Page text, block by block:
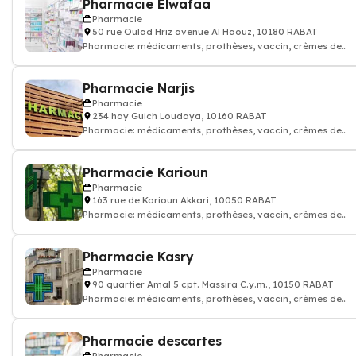
Pharmacie Elwafaa
Pharmacie
50 rue Oulad Hriz avenue Al Haouz, 10180 RABAT
Pharmacie: médicaments, prothèses, vaccin, crèmes de
Pharmacie Narjis
Pharmacie
234 hay Guich Loudaya, 10160 RABAT
Pharmacie: médicaments, prothèses, vaccin, crèmes de
Pharmacie Karioun
Pharmacie
163 rue de Karioun Akkari, 10050 RABAT
Pharmacie: médicaments, prothèses, vaccin, crèmes de
Pharmacie Kasry
Pharmacie
90 quartier Amal 5 cpt. Massira C.y.m., 10150 RABAT
Pharmacie: médicaments, prothèses, vaccin, crèmes de
Pharmacie descartes